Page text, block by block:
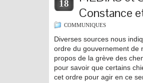
18
Constance
COMMUNIQUES
Diverses sources nous
ordre du gouvernement de
propos de la grève des
pour savoir que certains
cet ordre pour agir en ce